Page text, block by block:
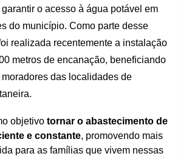
o acesso à água potável em
do município. Como parte desse
realizada recentemente a instalação
metros de encanação, beneficiando
das localidades de
.
objetivo tornar o abastecimento de
e constante, promovendo mais
para as famílias que vivem nessas